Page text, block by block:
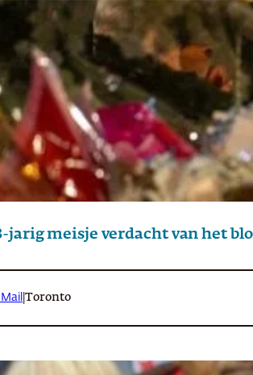
jarig meisje verdacht van het
Toronto